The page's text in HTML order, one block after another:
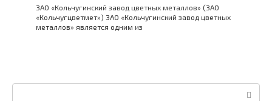
ЗАО «Кольчугинский завод цветных металлов» (ЗАО
«Кольчугцветмет») ЗАО «Кольчугинский завод цветных
металлов» является одним из
Поиск: